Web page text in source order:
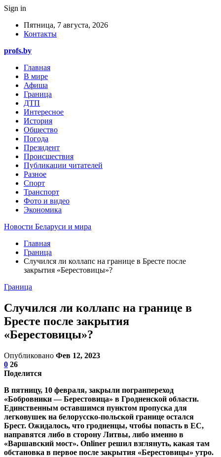
Sign in
Пятница, 7 августа, 2026
Контакты
profs.by
Главная
В мире
Афиша
Граница
ДТП
Интересное
История
Общество
Погода
Президент
Происшествия
Публикации читателей
Разное
Спорт
Транспорт
Фото и видео
Экономика
Новости Беларуси и мира
Главная
Граница
Случился ли коллапс на границе в Бресте после
закрытия «Берестовицы»?
Граница
Случился ли коллапс на границе в
Бресте после закрытия
«Берестовицы»?
Опубликовано Фев 12, 2023
0 26
Поделится
В пятницу, 10 февраля, закрыли погранпереход
«Бобровники — Берестовица» в Гродненской области.
Единственным оставшимся пунктом пропуска для
легковушек на белорусско-польской границе остался
Брест. Ожидалось, что гродненцы, чтобы попасть в ЕС,
направятся либо в сторону Литвы, либо именно в
«Варшавский мост». Onliner решил взглянуть, какая там
обстановка в первое после закрытия «Берестовицы» утро.